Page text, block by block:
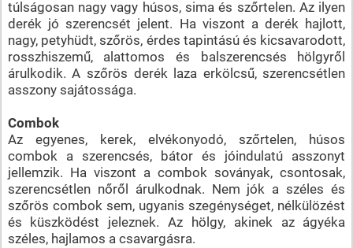
túlságosan nagy vagy húsos, sima és szőrtelen. Az ilyen
derék jó szerencsét jelent. Ha viszont a derék hajlott,
nagy, petyhüdt, szőrös, érdes tapintású és kicsavarodott,
rosszhiszemű, alattomos és balszerencsés hölgyről
árulkodik. A szőrös derék laza erkölcsű, szerencsétlen
asszony sajátossága.
Combok
Az egyenes, kerek, elvékonyodó, szőrtelen, húsos
combok a szerencsés, bátor és jóindulatú asszonyt
jellemzik. Ha viszont a combok soványak, csontosak,
szerencsétlen nőről árulkodnak. Nem jók a széles és
szőrös combok sem, ugyanis szegénységet, nélkülözést
és küszködést jeleznek. Az hölgy, akinek az ágyéka
széles, hajlamos a csavargásra.